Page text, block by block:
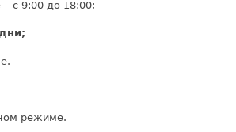
с 9:00 до 18:00;
режиме.